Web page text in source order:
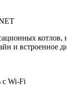
котлов,
и встроенное
с Wi-Fi